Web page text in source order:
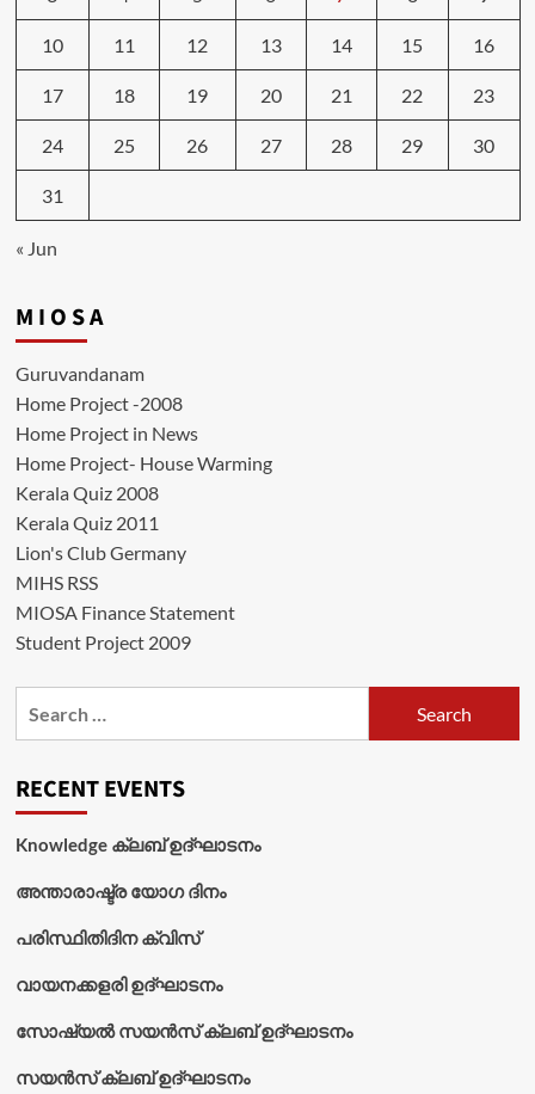
10 11 12 13 14 15 16
17 18 19 20 21 22 23
24 25 26 27 28 29 30
31
« Jun
M I O S A
Guruvandanam
Home Project -2008
Home Project in News
Home Project- House Warming
Kerala Quiz 2008
Kerala Quiz 2011
Lion's Club Germany
MIHS RSS
MIOSA Finance Statement
Student Project 2009
RECENT EVENTS
Knowledge ക്ലബ് ഉദ്‌ഘാടനം
അന്താരാഷ്ട്ര യോഗ ദിനം
പരിസ്ഥിതിദിന ക്വിസ്
വായനക്കളരി ഉദ്‌ഘാടനം
സോഷ്യൽ സയൻസ് ക്ലബ് ഉദ്‌ഘാടനം
സയൻസ് ക്ലബ് ഉദ്‌ഘാടനം